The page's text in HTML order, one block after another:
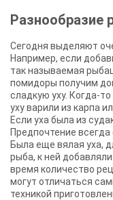
Разнообразие
Сегодня выделяют
Например, если
так называемая
помидоры получим
сладкую уху. Когда-
уху варили из карпа
Если уха была из
Предпочтение всегда
Была еще вялая уха,
рыба, к ней
время количество
могут отличаться
техникой